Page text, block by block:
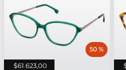
$61.623,00
50 %